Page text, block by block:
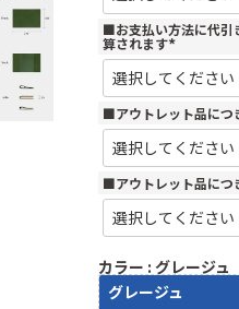
■お支払い方法に代引
算されます
(
必
須
)
■アウトレット品につ
■アウトレット品につ
カラー グレージュ
グレージュ